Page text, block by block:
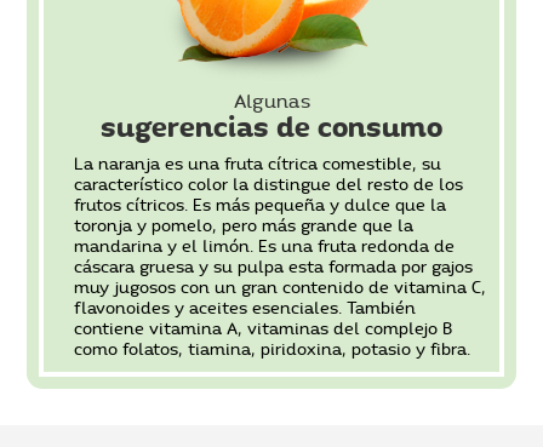
Algunas
sugerencias de consumo
La naranja es una fruta cítrica comestible, su
característico color la distingue del resto de los
frutos cítricos. Es más pequeña y dulce que la
toronja y pomelo, pero más grande que la
mandarina y el limón. Es una fruta redonda de
cáscara gruesa y su pulpa esta formada por gajos
muy jugosos con un gran contenido de vitamina C,
flavonoides y aceites esenciales. También
contiene vitamina A, vitaminas del complejo B
como folatos, tiamina, piridoxina, potasio y fibra.